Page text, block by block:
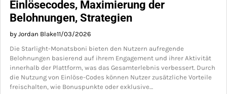
Einlösecodes, Maximierung der
Belohnungen, Strategien
by Jordan Blake11/03/2026
Die Starlight-Monatsboni bieten den Nutzern aufregende
Belohnungen basierend auf ihrem Engagement und ihrer Aktivität
innerhalb der Plattform, was das Gesamterlebnis verbessert. Durch
die Nutzung von Einlöse-Codes können Nutzer zusätzliche Vorteile
freischalten, wie Bonuspunkte oder exklusive…